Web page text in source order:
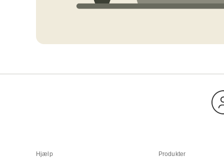
Hjælp Produkter